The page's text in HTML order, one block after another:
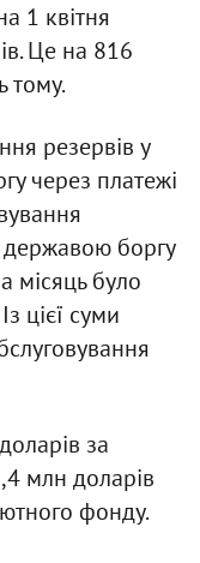
1 квітня
Це на 816
тому.
резервів у
через платежі
державою боргу
місяць було
цієї суми
за
млн доларів
фонду.